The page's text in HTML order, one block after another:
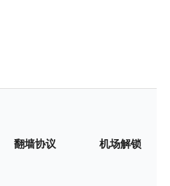
翻墙协议 机场解锁